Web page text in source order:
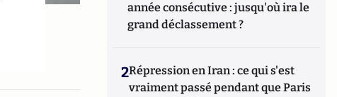
année consécutive : jusqu'où ira le
grand déclassement ?
2Répression en Iran : ce qui s'est
vraiment passé pendant que Paris